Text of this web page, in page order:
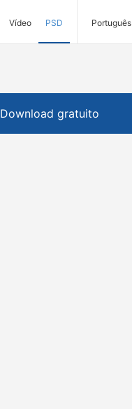
Vídeo PSD Português
Download gratuito